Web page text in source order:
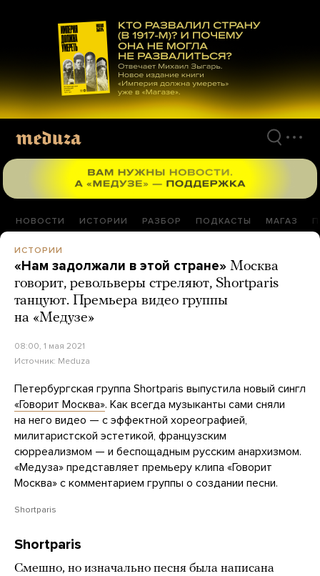
материалам
НОВОСТИ ИСТОРИИ РАЗБОР ПОДКАСТЫ МАГАЗ
ИСТОРИИ
«Нам задолжали в этой стране» Москва
говорит, револьверы стреляют, Shortparis
танцуют. Премьера видео группы
на «Медузе»
08:00, 1 мая 2021
Источник: Meduza
Петербургская группа Shortparis выпустила новый сингл
«Говорит Москва». Как всегда музыканты сами сняли
на него видео — с эффектной хореографией,
милитаристской эстетикой, французским
сюрреализмом — и беспощадным русским анархизмом.
«Медуза» представляет премьеру клипа «Говорит
Москва» с комментарием группы о создании песни.
Shortparis
Shortparis
Смешно, но изначально песня была написана